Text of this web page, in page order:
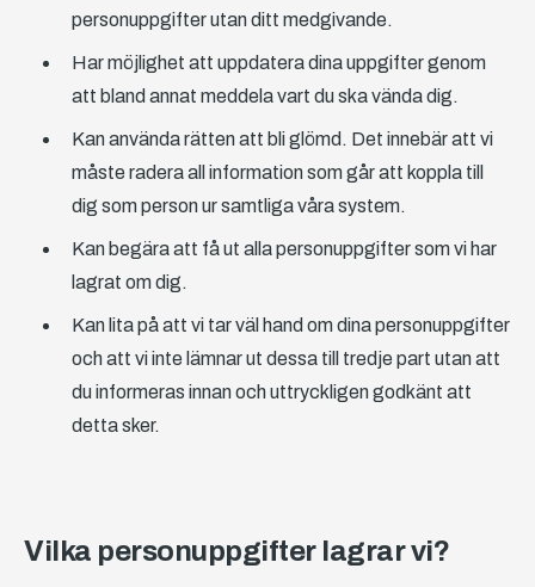
personuppgifter utan ditt medgivande.
Har möjlighet att uppdatera dina uppgifter genom
att bland annat meddela vart du ska vända dig.
Kan använda rätten att bli glömd. Det innebär att vi
måste radera all information som går att koppla till
dig som person ur samtliga våra system.
Kan begära att få ut alla personuppgifter som vi har
lagrat om dig.
Kan lita på att vi tar väl hand om dina personuppgifter
och att vi inte lämnar ut dessa till tredje part utan att
du informeras innan och uttryckligen godkänt att
detta sker.
Vilka personuppgifter lagrar vi?